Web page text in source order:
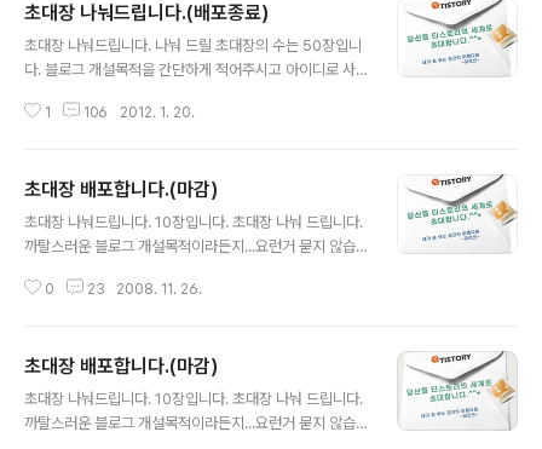
초대장 나눠드립니다.(배포종료)
초대장 나눠드립니다. 나눠 드릴 초대장의 수는 50장입니
다. 블로그 개설목적을 간단하게 적어주시고 아이디로 사
발 부탁 드리건데...만들어 놓기만 하고 사용 안하시면 안됩
기다렸는데도 블로그 개설을 안하시면 회수조치 하겠습니
다.. 고맙습니다^^
1 106 2012. 1. 20.
초대장 배포합니다.(마감)
초대장 나눠드립니다. 10장입니다. 초대장 나눠 드립니다.
까탈스러운 블로그 개설목적이라든지...요런거 묻지 않습
이면 됩니다. 비밀댓글로 메일주소 남겨 주세요.. 3일동안
0 23 2008. 11. 26.
초대장 배포합니다.(마감)
초대장 나눠드립니다. 10장입니다. 초대장 나눠 드립니다.
까탈스러운 블로그 개설목적이라든지...요런거 묻지 않습